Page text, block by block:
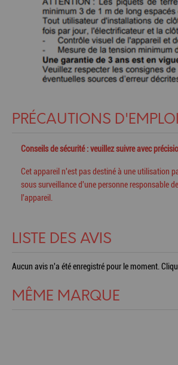
PRÉCAUTIONS D'EMPLOI
Conseils de sécurité : veuillez suivre avec
Cet appareil n'est pas destiné à une utilisation
sous surveillance d'une personne responsable
l'appareil.
LISTE DES AVIS
Aucun avis n'a été enregistré pour le moment.
MÊME MARQUE